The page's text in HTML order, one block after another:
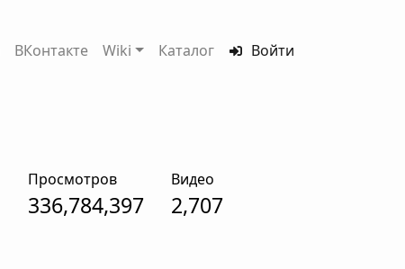
ВКонтакте Wiki Каталог Войти
Просмотров
336,784,397
Видео
2,707